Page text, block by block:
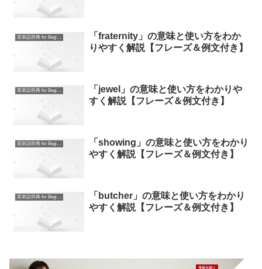
英単語辞典 for Beginners
「fraternity」の意味と使い方をわか
りやすく解説【フレーズ＆例文付き】
英単語辞典 for Beginners
「jewel」の意味と使い方をわかりや
すく解説【フレーズ＆例文付き】
英単語辞典 for Beginners
「showing」の意味と使い方をわかり
やすく解説【フレーズ＆例文付き】
英単語辞典 for Beginners
「butcher」の意味と使い方をわかり
やすく解説【フレーズ＆例文付き】